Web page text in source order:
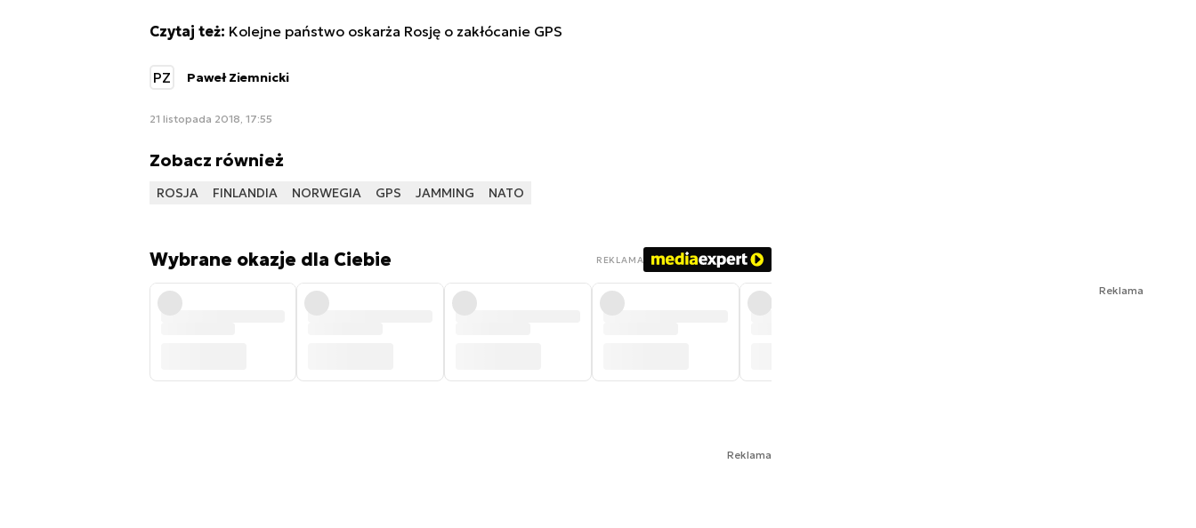
Czytaj też: Kolejne państwo oskarża Rosję o zakłócanie GPS
PZ Paweł Ziemnicki
21 listopada 2018, 17:55
Zobacz również
ROSJA FINLANDIA NORWEGIA GPS JAMMING NATO
Wybrane okazje dla Ciebie REKLAMA
Reklama
Reklama